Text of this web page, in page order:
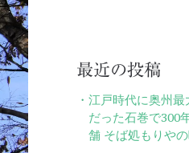
最近の投稿
江戸時代に奥州最
だった石巻で300
舗 そば処もりや